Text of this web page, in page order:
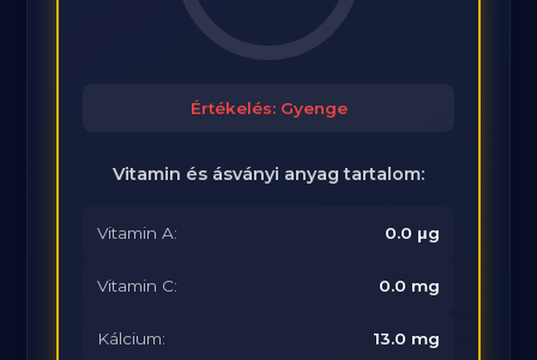
Értékelés: Gyenge
Vitamin és ásványi anyag tartalom:
Vitamin A: 0.0 μg
Vitamin C: 0.0 mg
Kálcium: 13.0 mg